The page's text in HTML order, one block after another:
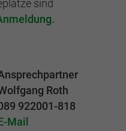
sind
Roth
922001-818
Mail